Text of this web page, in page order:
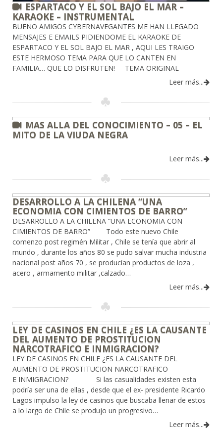
ESPARTACO Y EL SOL BAJO EL MAR –
KARAOKE – INSTRUMENTAL
BUENO AMIGOS CYBERNAVEGANTES ME HAN LLEGADO
MENSAJES E EMAILS PIDIENDOME EL KARAOKE DE
ESPARTACO Y EL SOL BAJO EL MAR , AQUI LES TRAIGO
ESTE HERMOSO TEMA PARA QUE LO CANTEN EN
FAMILIA… QUE LO DISFRUTEN! TEMA ORIGINAL
Leer más...
MAS ALLA DEL CONOCIMIENTO – 05 – EL
MITO DE LA VIUDA NEGRA
Leer más...
DESARROLLO A LA CHILENA “UNA
ECONOMIA CON CIMIENTOS DE BARRO”
DESARROLLO A LA CHILENA “UNA ECONOMIA CON
CIMIENTOS DE BARRO” Todo este nuevo Chile
comenzo post regimén Militar , Chile se tenía que abrir al
mundo , durante los años 80 se pudo salvar mucha industria
nacional post años 70 , se producían productos de loza ,
acero , armamento militar ,calzado…
Leer más...
LEY DE CASINOS EN CHILE ¿ES LA CAUSANTE
DEL AUMENTO DE PROSTITUCION
NARCOTRAFICO E INMIGRACION?
LEY DE CASINOS EN CHILE ¿ES LA CAUSANTE DEL
AUMENTO DE PROSTITUCION NARCOTRAFICO
E INMIGRACION? Si las casualidades existen esta
podría ser una de ellas , desde que el ex- presidente Ricardo
Lagos impulso la ley de casinos que buscaba llenar de estos
a lo largo de Chile se produjo un progresivo…
Leer más...